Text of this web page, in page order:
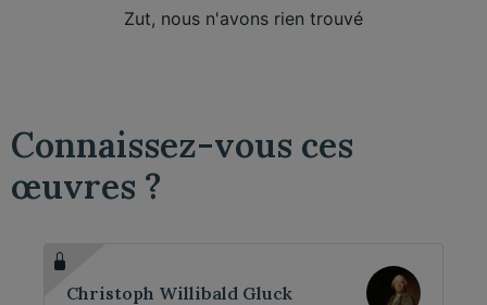
Zut, nous n'avons rien trouvé
Connaissez-vous ces
œuvres ?
Christoph Willibald Gluck